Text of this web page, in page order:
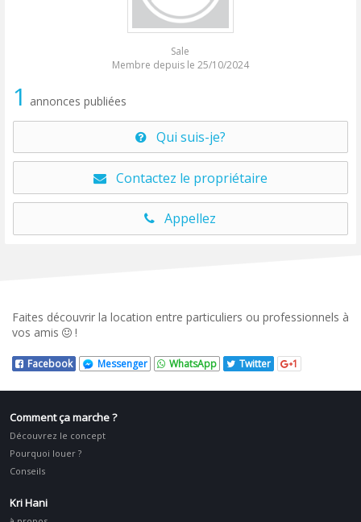
Sale
Membre depuis le 25/10/2024
1 annonces publiées
Qui suis-je?
Contactez le propriétaire
Appellez
Faites découvrir la location entre particuliers ou professionnels à
vos amis
!
Facebook Messenger WhatsApp Twitter 1
Comment ça marche ?
Découvrez le concept
Pourquoi louer ?
Conseils
Kri Hani